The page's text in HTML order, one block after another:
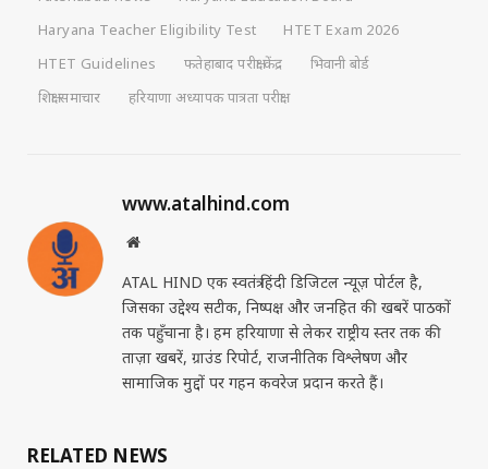
Haryana Teacher Eligibility Test
HTET Exam 2026
HTET Guidelines
फतेहाबाद परीक्षा केंद्र
भिवानी बोर्ड
शिक्षा समाचार
हरियाणा अध्यापक पात्रता परीक्षा
www.atalhind.com
Website
ATAL HIND एक स्वतंत्र हिंदी डिजिटल न्यूज़ पोर्टल है,
जिसका उद्देश्य सटीक, निष्पक्ष और जनहित की खबरें पाठकों
तक पहुँचाना है। हम हरियाणा से लेकर राष्ट्रीय स्तर तक की
ताज़ा खबरें, ग्राउंड रिपोर्ट, राजनीतिक विश्लेषण और
सामाजिक मुद्दों पर गहन कवरेज प्रदान करते हैं।
RELATED NEWS